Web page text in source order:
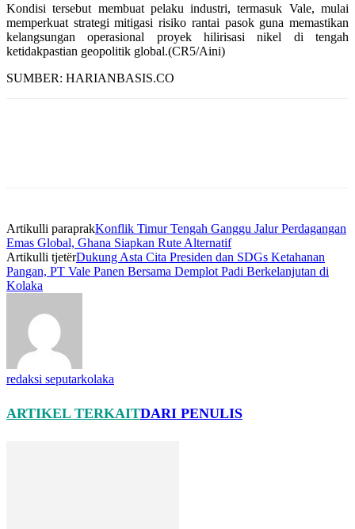
Kondisi tersebut membuat pelaku industri, termasuk Vale, mulai
memperkuat strategi mitigasi risiko rantai pasok guna memastikan
kelangsungan operasional proyek hilirisasi nikel di tengah
ketidakpastian geopolitik global.(CR5/Aini)
SUMBER: HARIANBASIS.CO
Artikulli paraprakKonflik Timur Tengah Ganggu Jalur Perdagangan
Emas Global, Ghana Siapkan Rute Alternatif
Artikulli tjetërDukung Asta Cita Presiden dan SDGs Ketahanan
Pangan, PT Vale Panen Bersama Demplot Padi Berkelanjutan di
Kolaka
redaksi seputarkolaka
ARTIKEL TERKAITDARI PENULIS